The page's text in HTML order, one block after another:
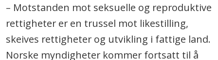
– Motstanden mot seksuelle og reproduktive
rettigheter er en trussel mot likestilling,
skeives rettigheter og utvikling i fattige land.
Norske myndigheter kommer fortsatt til å